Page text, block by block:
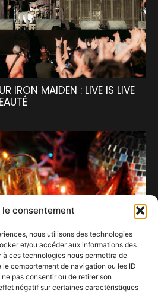
le consentement
nous utilisons des technologies
et/ou accéder aux informations des
ces technologies nous permettra de
comportement de navigation ou les ID
pas consentir ou de retirer son
négatif sur certaines caractéristiques
IRON MAIDEN : LIVE IS LIVE